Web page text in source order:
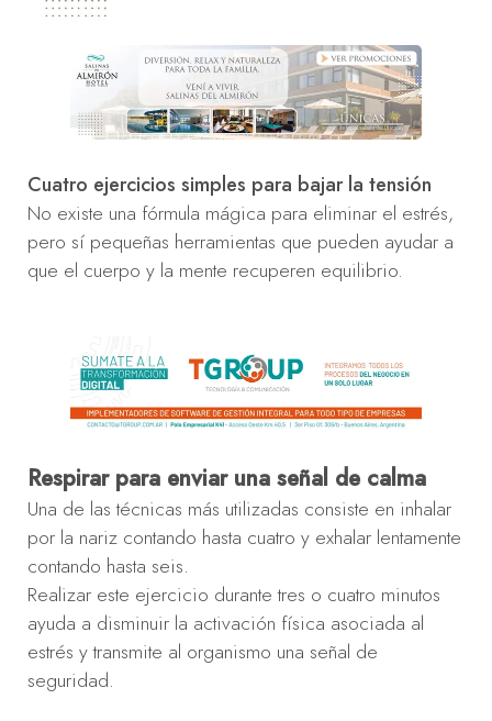
Cuatro ejercicios simples para bajar la tensión
No existe una fórmula mágica para eliminar el estrés,
pero sí pequeñas herramientas que pueden ayudar a
que el cuerpo y la mente recuperen equilibrio.
Respirar para enviar una señal de calma
Una de las técnicas más utilizadas consiste en inhalar
por la nariz contando hasta cuatro y exhalar lentamente
contando hasta seis.
Realizar este ejercicio durante tres o cuatro minutos
ayuda a disminuir la activación física asociada al
estrés y transmite al organismo una señal de
seguridad.